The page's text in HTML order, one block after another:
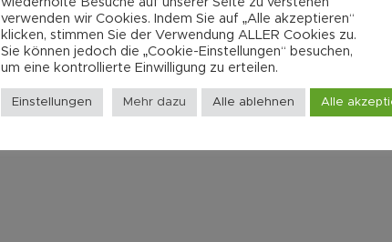
verwenden wir Cookies. Indem Sie auf „Alle akzeptieren“
klicken, stimmen Sie der Verwendung ALLER Cookies zu.
Sie können jedoch die „Cookie-Einstellungen“ besuchen,
um eine kontrollierte Einwilligung zu erteilen.
Einstellungen Mehr dazu Alle ablehnen Alle